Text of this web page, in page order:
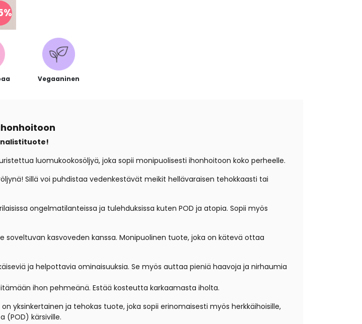
Vegaaninen
luomukookosöljyä, joka sopii monipuolisesti ihonhoitoon koko perheelle.
Sillä voi puhdistaa vedenkestävät meikit hellävaraisen tehokkaasti tai
ongelmatilanteissa ja tulehduksissa kuten POD ja atopia. Sopii myös
kasvoveden kanssa. Monipuolinen tuote, joka on kätevä ottaa
ja helpottavia ominaisuuksia. Se myös auttaa pieniä haavoja ja nirhaumia
ihon pehmeänä. Estää kosteutta karkaamasta iholta.
yksinkertainen ja tehokas tuote, joka sopii erinomaisesti myös herkkäihoisille,
(POD) kärsiville.